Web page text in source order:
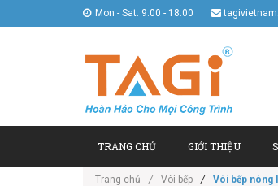
Mon - Sat: 9:00 - 18:00
TRANG CHỦ GIỚI THIỆU
Trang chủ / Vòi bếp / Vòi bếp nóng